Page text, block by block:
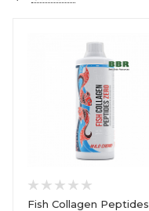
Fish Collagen Peptides